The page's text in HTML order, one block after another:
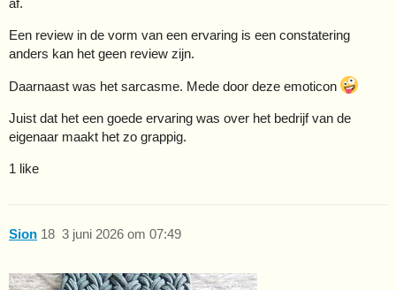
Een review in de vorm van een ervaring is een constatering
anders kan het geen review zijn.
Daarnaast was het sarcasme. Mede door deze emoticon
Juist dat het een goede ervaring was over het bedrijf van de
eigenaar maakt het zo grappig.
1 like
Sion 3 juni 2026 om 07:49
18